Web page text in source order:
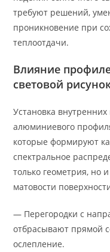
требуют решений,
проникновение при
теплоотдачи.
Влияние
световой
Установка
алюминиевого
которые формируют
спектральное
только геометрия, но
матовости
— Перегородки с
отбрасывают прямой
ослепление.